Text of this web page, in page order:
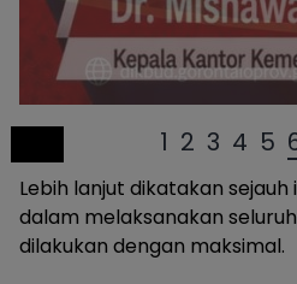
1 2 3 4 5
Lebih lanjut dikatakan
dalam melaksanakan
dilakukan dengan maksimal.